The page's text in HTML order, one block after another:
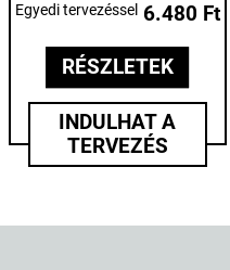
Egyedi tervezéssel 6.480 Ft
RÉSZLETEK
INDULHAT A
TERVEZÉS